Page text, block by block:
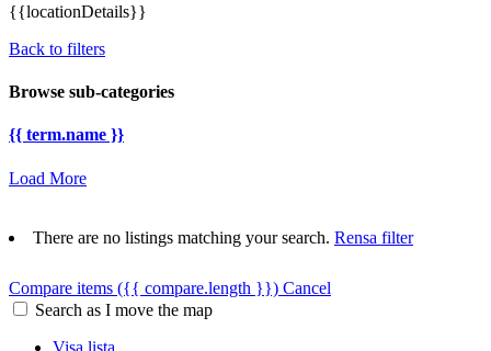
{{locationDetails}}
Back to filters
Browse sub-categories
{{ term.name }}
Load More
There are no listings matching your search. Rensa filter
Compare items ({{ compare.length }}) Cancel
Search as I move the map
Visa lista